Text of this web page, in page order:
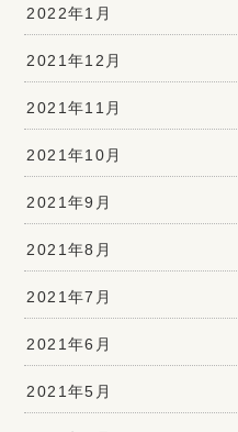
2022年1月
2021年12月
2021年11月
2021年10月
2021年9月
2021年8月
2021年7月
2021年6月
2021年5月